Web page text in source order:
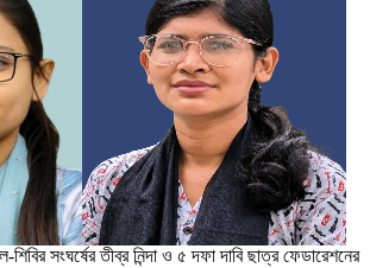
সংঘর্ষের তীব্র নিন্দা ও ৫ দফা দাবি ছাত্র ফেডারেশনের